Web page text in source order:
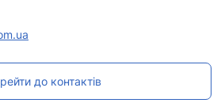
до контактів